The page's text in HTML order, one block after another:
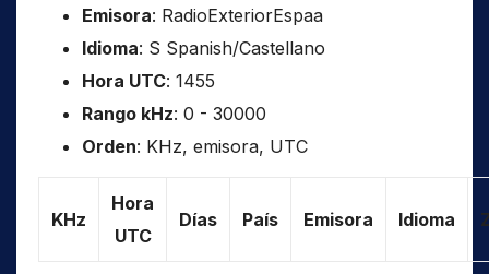
Emisora: RadioExteriorEspaa
Idioma: S Spanish/Castellano
Hora UTC: 1455
Rango kHz: 0 - 30000
Orden: KHz, emisora, UTC
KHz
Hora
UTC
Días País Emisora Idioma